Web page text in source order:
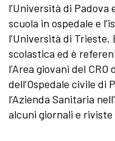
l’Università di Padova
scuola in ospedale e
l’Università di
scolastica ed è
l’Area giovani del
dell’Ospedale civile di
l’Azienda Sanitaria
alcuni giornali e